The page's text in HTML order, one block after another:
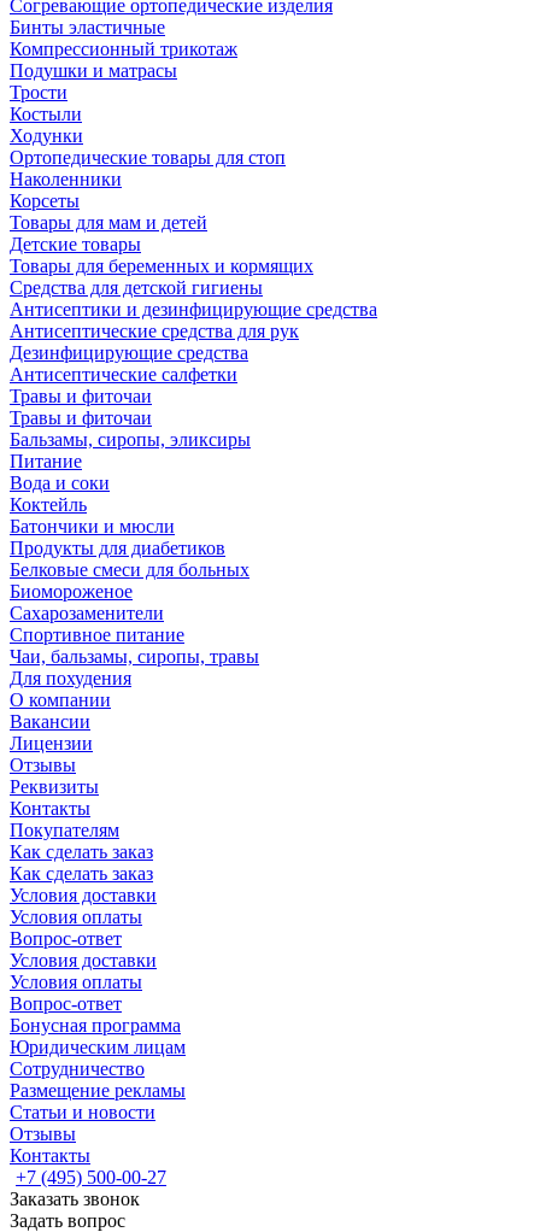
Согревающие ортопедические изделия
Бинты эластичные
Компрессионный трикотаж
Подушки и матрасы
Трости
Костыли
Ходунки
Ортопедические товары для стоп
Наколенники
Корсеты
Товары для мам и детей
Детские товары
Товары для беременных и кормящих
Средства для детской гигиены
Антисептики и дезинфицирующие средства
Антисептические средства для рук
Дезинфицирующие средства
Антисептические салфетки
Травы и фиточаи
Травы и фиточаи
Бальзамы, сиропы, эликсиры
Питание
Вода и соки
Коктейль
Батончики и мюсли
Продукты для диабетиков
Белковые смеси для больных
Биомороженое
Сахарозаменители
Спортивное питание
Чаи, бальзамы, сиропы, травы
Для похудения
О компании
Вакансии
Лицензии
Отзывы
Реквизиты
Контакты
Покупателям
Как сделать заказ
Как сделать заказ
Условия доставки
Условия оплаты
Вопрос-ответ
Условия доставки
Условия оплаты
Вопрос-ответ
Бонусная программа
Юридическим лицам
Сотрудничество
Размещение рекламы
Статьи и новости
Отзывы
Контакты
+7 (495) 500-00-27
Заказать звонок
Задать вопрос